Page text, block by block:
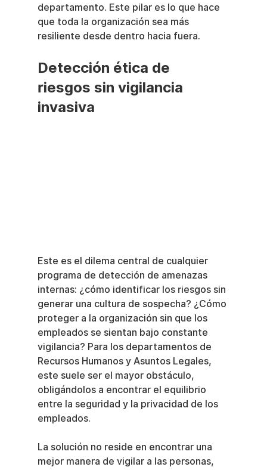
departamento. Este pilar es lo que hace
que toda la organización sea más
resiliente desde dentro hacia fuera.
Detección ética de
riesgos sin vigilancia
invasiva
Este es el dilema central de cualquier
programa de detección de amenazas
internas: ¿cómo identificar los riesgos sin
generar una cultura de sospecha? ¿Cómo
proteger a la organización sin que los
empleados se sientan bajo constante
vigilancia? Para los departamentos de
Recursos Humanos y Asuntos Legales,
este suele ser el mayor obstáculo,
obligándolos a encontrar el equilibrio
entre la seguridad y la privacidad de los
empleados.
La solución no reside en encontrar una
mejor manera de vigilar a las personas,